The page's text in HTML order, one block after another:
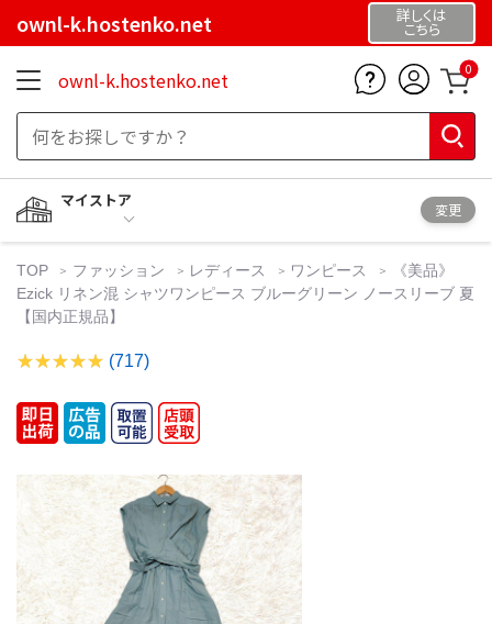
ownl-k.hostenko.net 詳しくは
こちら
ownl-k.hostenko.net 0
マイストア
変更
TOP ファッション レディース ワンピース
《美品》
Ezick リネン混 シャツワンピース ブルーグリーン ノースリーブ 夏
【国内正規品】
(717)